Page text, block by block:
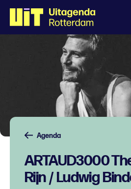
Agenda
ARTAUD3000
Rijn / Ludwig